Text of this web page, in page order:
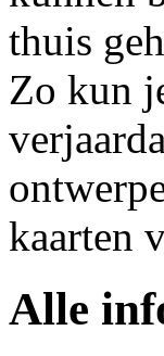
thuis
Zo kun
kaarten
Alle